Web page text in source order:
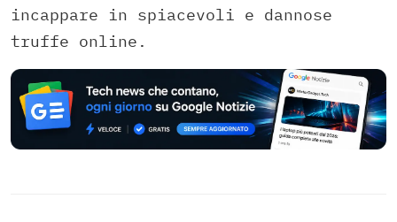
incappare in spiacevoli e dannose
truffe online.